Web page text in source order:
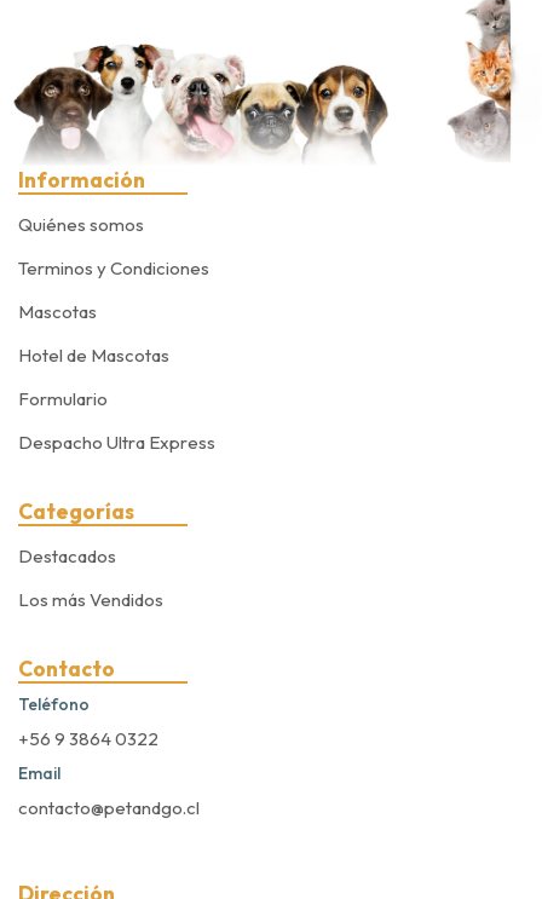
Información
Quiénes somos
Terminos y Condiciones
Mascotas
Hotel de Mascotas
Formulario
Despacho Ultra Express
Categorías
Destacados
Los más Vendidos
Contacto
Teléfono
+56 9 3864 0322
Email
contacto@petandgo.cl